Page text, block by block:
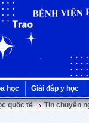
học
Giải đáp y học
quốc tế
Tin chuyên